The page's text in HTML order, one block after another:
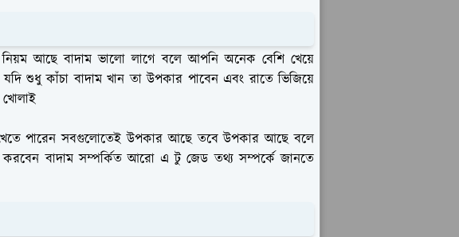
আছে বাদাম ভালো লাগে বলে আপনি অনেক বেশি খেয়ে
শুধু কাঁচা বাদাম খান তা উপকার পাবেন এবং রাতে ভিজিয়ে
পারেন সবগুলোতেই উপকার আছে তবে উপকার আছে বলে
করবেন বাদাম সম্পর্কিত আরো এ টু জেড তথ্য সম্পর্কে জানতে